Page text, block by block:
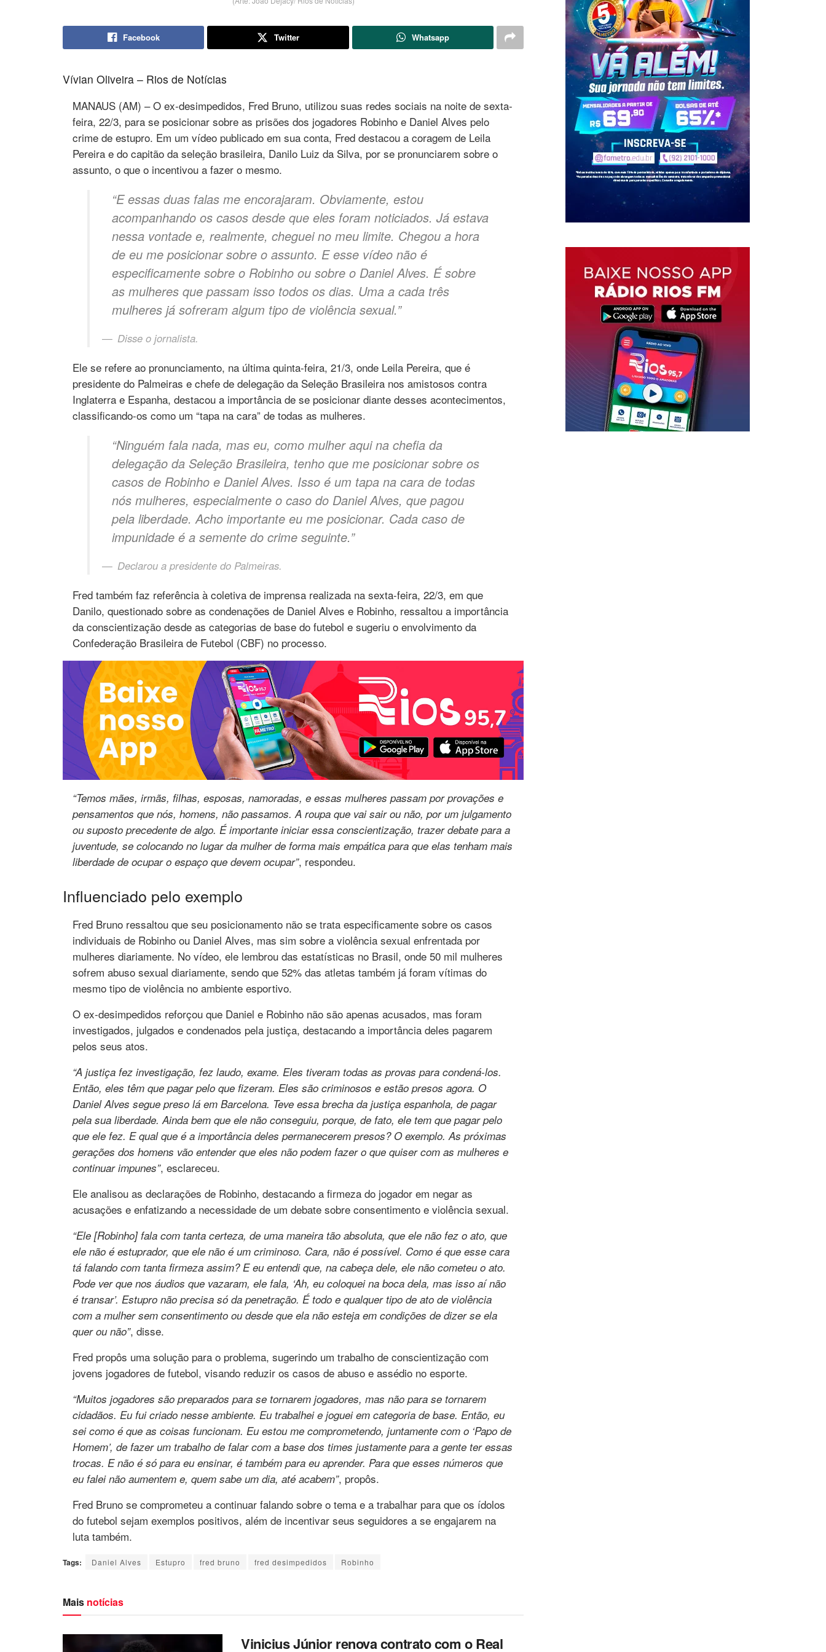
Facebook Twitter Whatsapp
Vívian Oliveira – Rios de Notícias
MANAUS (AM) – O ex-desimpedidos, Fred Bruno, utilizou suas redes sociais na noite de sexta-
feira, 22/3, para se posicionar sobre as prisões dos jogadores Robinho e Daniel Alves pelo
crime de estupro. Em um vídeo publicado em sua conta, Fred destacou a coragem de Leila
Pereira e do capitão da seleção brasileira, Danilo Luiz da Silva, por se pronunciarem sobre o
assunto, o que o incentivou a fazer o mesmo.
“E essas duas falas me encorajaram. Obviamente, estou
acompanhando os casos desde que eles foram noticiados. Já estava
nessa vontade e, realmente, cheguei no meu limite. Chegou a hora
de eu me posicionar sobre o assunto. E esse vídeo não é
especificamente sobre o Robinho ou sobre o Daniel Alves. É sobre
as mulheres que passam isso todos os dias. Uma a cada três
mulheres já sofreram algum tipo de violência sexual.”
Disse o jornalista.
Ele se refere ao pronunciamento, na última quinta-feira, 21/3, onde Leila Pereira, que é
presidente do Palmeiras e chefe de delegação da Seleção Brasileira nos amistosos contra
Inglaterra e Espanha, destacou a importância de se posicionar diante desses acontecimentos,
classificando-os como um “tapa na cara” de todas as mulheres.
“Ninguém fala nada, mas eu, como mulher aqui na chefia da
delegação da Seleção Brasileira, tenho que me posicionar sobre os
casos de Robinho e Daniel Alves. Isso é um tapa na cara de todas
nós mulheres, especialmente o caso do Daniel Alves, que pagou
pela liberdade. Acho importante eu me posicionar. Cada caso de
impunidade é a semente do crime seguinte.”
Declarou a presidente do Palmeiras.
Fred também faz referência à coletiva de imprensa realizada na sexta-feira, 22/3, em que
Danilo, questionado sobre as condenações de Daniel Alves e Robinho, ressaltou a importância
da conscientização desde as categorias de base do futebol e sugeriu o envolvimento da
Confederação Brasileira de Futebol (CBF) no processo.
“Temos mães, irmãs, filhas, esposas, namoradas, e essas mulheres passam por provações e
pensamentos que nós, homens, não passamos. A roupa que vai sair ou não, por um julgamento
ou suposto precedente de algo. É importante iniciar essa conscientização, trazer debate para a
juventude, se colocando no lugar da mulher de forma mais empática para que elas tenham mais
liberdade de ocupar o espaço que devem ocupar”, respondeu.
Influenciado pelo exemplo
Fred Bruno ressaltou que seu posicionamento não se trata especificamente sobre os casos
individuais de Robinho ou Daniel Alves, mas sim sobre a violência sexual enfrentada por
mulheres diariamente. No vídeo, ele lembrou das estatísticas no Brasil, onde 50 mil mulheres
sofrem abuso sexual diariamente, sendo que 52% das atletas também já foram vítimas do
mesmo tipo de violência no ambiente esportivo.
O ex-desimpedidos reforçou que Daniel e Robinho não são apenas acusados, mas foram
investigados, julgados e condenados pela justiça, destacando a importância deles pagarem
pelos seus atos.
“A justiça fez investigação, fez laudo, exame. Eles tiveram todas as provas para condená-los.
Então, eles têm que pagar pelo que fizeram. Eles são criminosos e estão presos agora. O
Daniel Alves segue preso lá em Barcelona. Teve essa brecha da justiça espanhola, de pagar
pela sua liberdade. Ainda bem que ele não conseguiu, porque, de fato, ele tem que pagar pelo
que ele fez. E qual que é a importância deles permanecerem presos? O exemplo. As próximas
gerações dos homens vão entender que eles não podem fazer o que quiser com as mulheres e
continuar impunes”, esclareceu.
Ele analisou as declarações de Robinho, destacando a firmeza do jogador em negar as
acusações e enfatizando a necessidade de um debate sobre consentimento e violência sexual.
“Ele [Robinho] fala com tanta certeza, de uma maneira tão absoluta, que ele não fez o ato, que
ele não é estuprador, que ele não é um criminoso. Cara, não é possível. Como é que esse cara
tá falando com tanta firmeza assim? E eu entendi que, na cabeça dele, ele não cometeu o ato.
Pode ver que nos áudios que vazaram, ele fala, ‘Ah, eu coloquei na boca dela, mas isso aí não
é transar’. Estupro não precisa só da penetração. É todo e qualquer tipo de ato de violência
com a mulher sem consentimento ou desde que ela não esteja em condições de dizer se ela
quer ou não”, disse.
Fred propôs uma solução para o problema, sugerindo um trabalho de conscientização com
jovens jogadores de futebol, visando reduzir os casos de abuso e assédio no esporte.
“Muitos jogadores são preparados para se tornarem jogadores, mas não para se tornarem
cidadãos. Eu fui criado nesse ambiente. Eu trabalhei e joguei em categoria de base. Então, eu
sei como é que as coisas funcionam. Eu estou me comprometendo, juntamente com o ‘Papo de
Homem’, de fazer um trabalho de falar com a base dos times justamente para a gente ter essas
trocas. E não é só para eu ensinar, é também para eu aprender. Para que esses números que
eu falei não aumentem e, quem sabe um dia, até acabem”, propôs.
Fred Bruno se comprometeu a continuar falando sobre o tema e a trabalhar para que os ídolos
do futebol sejam exemplos positivos, além de incentivar seus seguidores a se engajarem na
luta também.
Tags: Daniel Alves Estupro fred bruno fred desimpedidos Robinho
Mais notícias
Vinicius Júnior renova contrato com o Real